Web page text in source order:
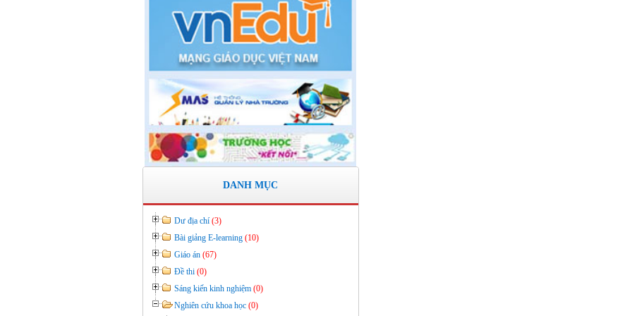
Số: 05 /KHCM - THVY NGÀY 10/9&
KẾ HOẠCH BỒI DƯỠNG VÀ PHÁT
TRIỂN ĐỘI NGŨ NĂM HỌC 2019- 2020
Thời gian đăng: 11/06/2020
Số: 03 /KH-THVY ngày 17/9�
KẾ HOẠCH CÔNG TÁC KIỂM TRA NỘI
BỘ NĂM HỌC 2019– 2020
Thời gian đăng: 11/06/2020
lượt xem: 11737 | lượt tải:670
Số: 15 /QĐ-THVY ngày 10/9&#
trường
Thời gian đăng: 11/06/2020
lượt xem: 3471 | lượt tải:645
DANH MỤC
Dư địa chí (3)
Bài giảng E-learning (10)
Giáo án (67)
Đề thi (0)
Sáng kiến kinh nghiệm (0)
Nghiên cứu khoa học (0)